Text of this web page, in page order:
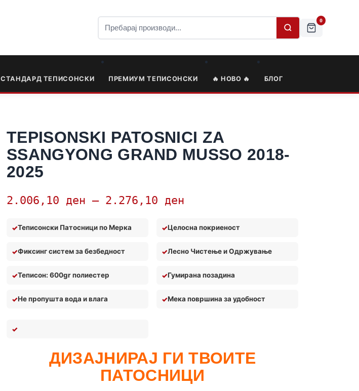
0
СТАНДАРД ТЕПИСОНСКИ ПРЕМИУМ ТЕПИСОНСКИ 🔥 НОВО 🔥 БЛОГ
TEPISONSKI PATOSNICI ZA
SSANGYONG GRAND MUSSO 2018-
2025
2.006,10 ден – 2.276,10 ден
Теписонски Патосници по Мерка Целосна покриеност
Фиксинг систем за безбедност Лесно Чистење и Одржување
Теписон: 600gr полиестер Гумирана позадина
Не пропушта вода и влага Мека површина за удобност
ДИЗАЈНИРАЈ ГИ ТВОИТЕ
ПАТОСНИЦИ